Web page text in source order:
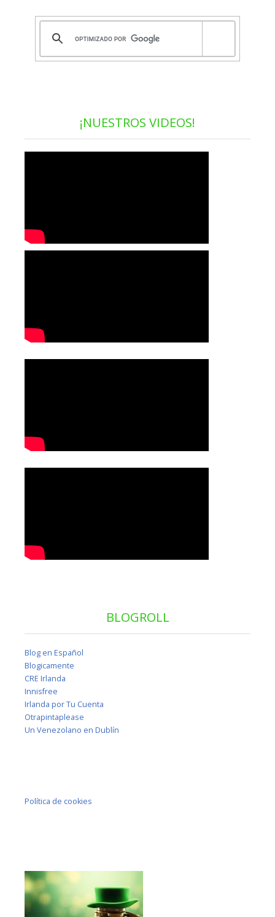
¡NUESTROS VIDEOS!
BLOGROLL
Blog en Español
Blogicamente
CRE Irlanda
Innisfree
Irlanda por Tu Cuenta
Otrapintaplease
Un Venezolano en Dublín
Política de cookies